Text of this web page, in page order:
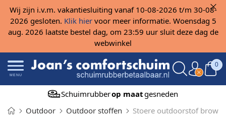
Wij zijn i.v.m. vakantiesluiting vanaf 10-08-2026 t/m 30-08-
2026 gesloten. Klik hiervoor meer informatie. Woensdag 5
aug. 2026 laatste bestel dag, om 23:59 uur sluit deze dag de
webwinkel
MENU
0
Schuimrubberop maatgesneden
Outdoor
Outdoor stoffen Stoere outdoorstof brown